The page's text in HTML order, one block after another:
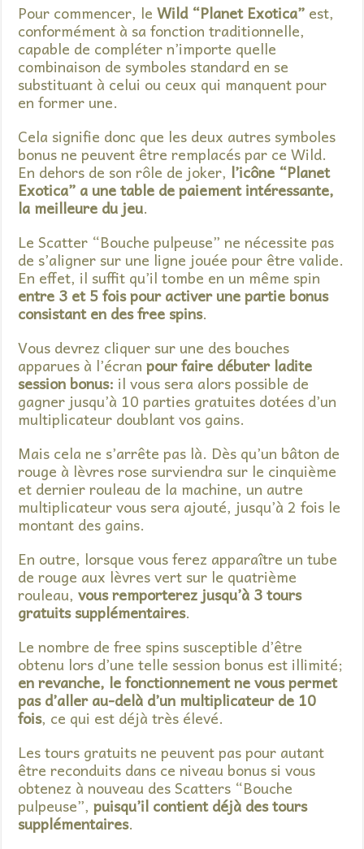
Pour commencer, leWild “Planet Exotica” est,
conformément à sa fonction traditionnelle,
capable de compléter n’importe quelle
combinaison de symboles standard en se
substituant à celui ou ceux qui manquent pour
en former une.
Cela signifie donc que les deux autres symboles
bonus ne peuvent être remplacés par ce Wild.
En dehors de son rôle de joker, l’icône “Planet
Exotica” a une table de paiement intéressante,
la meilleure du jeu.
Le Scatter “Bouche pulpeuse” ne nécessite pas
de s’aligner sur une ligne jouée pour être valide.
En effet, il suffit qu’il tombe en un même spin
entre 3 et 5 fois pour activer une partie bonus
consistant en des free spins.
Vous devrez cliquer sur une des bouches
apparues à l’écranpour faire débuter ladite
session bonus: il vous sera alors possible de
gagner jusqu’à 10 parties gratuites dotées d’un
multiplicateur doublant vos gains.
Mais cela ne s’arrête pas là. Dès qu’un bâton de
rouge à lèvres rose surviendra sur le cinquième
et dernier rouleau de la machine, un autre
multiplicateur vous sera ajouté, jusqu’à 2 fois le
montant des gains.
En outre, lorsque vous ferez apparaître un tube
de rouge aux lèvres vert sur le quatrième
rouleau,vous remporterez jusqu’à 3 tours
gratuits supplémentaires.
Le nombre de free spins susceptible d’être
obtenu lors d’une telle session bonus est illimité;
en revanche, le fonctionnement ne vous permet
pas d’aller au-delà d’un multiplicateur de 10
fois, ce qui est déjà très élevé.
Les tours gratuits ne peuvent pas pour autant
être reconduits dans ce niveau bonus si vous
obtenez à nouveau des Scatters “Bouche
pulpeuse”,puisqu’il contient déjà des tours
supplémentaires.